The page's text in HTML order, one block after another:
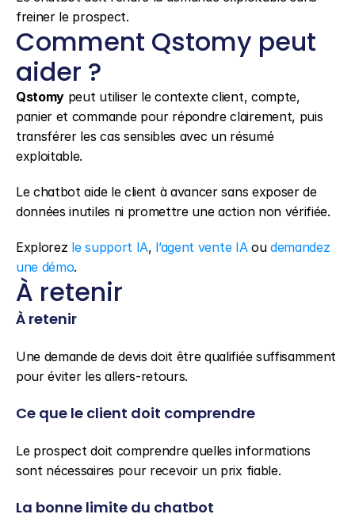
freiner le prospect.
Comment Qstomy peut
aider ?
Qstomy peut utiliser le contexte client, compte,
panier et commande pour répondre clairement, puis
transférer les cas sensibles avec un résumé
exploitable.
Le chatbot aide le client à avancer sans exposer de
données inutiles ni promettre une action non vérifiée.
Explorez le support IA, l’agent vente IA ou demandez
une démo.
À retenir
À retenir
Une demande de devis doit être qualifiée suffisamment
pour éviter les allers-retours.
Ce que le client doit comprendre
Le prospect doit comprendre quelles informations
sont nécessaires pour recevoir un prix fiable.
La bonne limite du chatbot